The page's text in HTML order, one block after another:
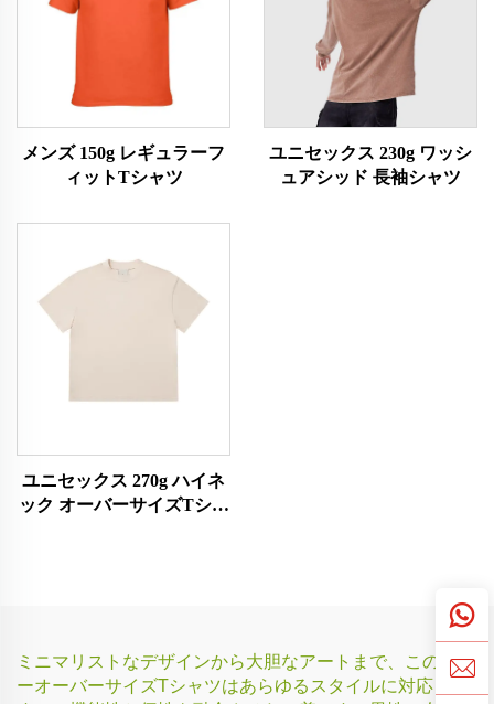
メンズ 150g レギュラーフ
ィットTシャツ
ユニセックス 230g ワッシ
ュアシッド 長袖シャツ
ユニセックス 270g ハイネ
ック オーバーサイズTシャ
ミニマリストなデザインから大胆なアートまで、このヘビ
ーオーバーサイズTシャツはあらゆるスタイルに対応しま